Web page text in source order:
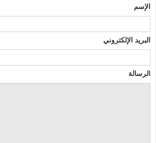
الإسم
البريد الإلكتروني
الرسالة